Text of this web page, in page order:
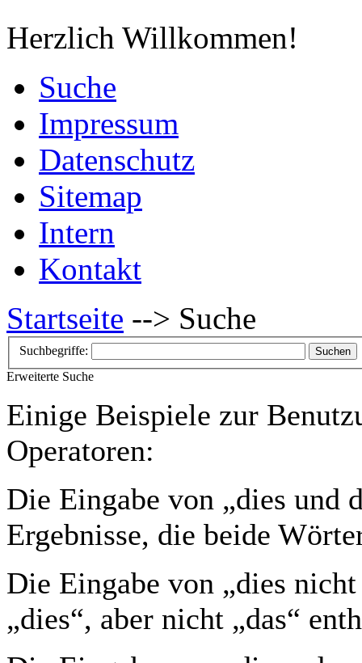
Herzlich Willkommen!
Suche
Impressum
Datenschutz
Sitemap
Intern
Kontakt
Startseite --> Suche
Suchbegriffe: Suchen
Erweiterte Suche
Einige Beispiele zur
Operatoren:
Die Eingabe von „dies und
Ergebnisse, die beide
Die Eingabe von „dies nicht
„dies“, aber nicht „das“